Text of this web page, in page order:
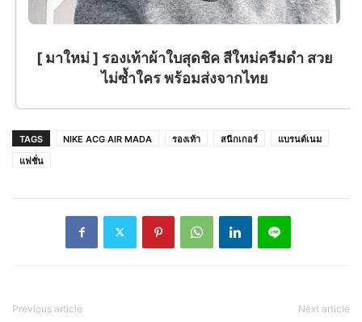
รองเท้าผ้าใบสุดชิค สีใหม่ครีมดำ สวย
ไม่ซ้ำใคร พร้อมส่งจากไทย
TAGS NIKE ACG AIR MADA รองเท้า สนีกเกอร์
แบรนด์เนม
แฟชั่น
Previous article Next article